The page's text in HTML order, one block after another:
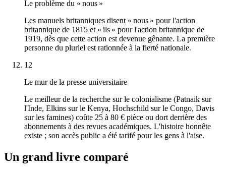
Le problème du « nous »
Les manuels britanniques disent « nous » pour l'action
britannique de 1815 et « ils » pour l'action britannique de
1919, dès que cette action est devenue gênante. La première
personne du pluriel est rationnée à la fierté nationale.
12
Le mur de la presse universitaire
Le meilleur de la recherche sur le colonialisme (Patnaik sur
l'Inde, Elkins sur le Kenya, Hochschild sur le Congo, Davis
sur les famines) coûte 25 à 80 € pièce ou dort derrière des
abonnements à des revues académiques. L'histoire honnête
existe ; son accès public a été tarifé pour les gens à l'aise.
Un grand livre comparé